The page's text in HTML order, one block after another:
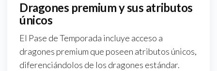
Dragones premium y sus atributos
únicos
El Pase de Temporada incluye acceso a
dragones premium que poseen atributos únicos,
diferenciándolos de los dragones estándar.